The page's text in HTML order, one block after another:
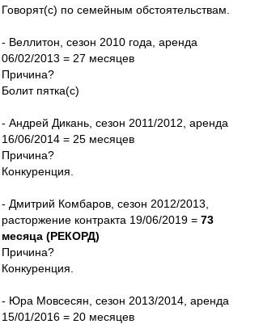
Говорят(с) по семейным обстоятельствам.
- Веллитон, сезон 2010 года, аренда
06/02/2013 = 27 месяцев
Причина?
Болит пятка(с)
- Андрей Дикань, сезон 2011/2012, аренда
16/06/2014 = 25 месяцев
Причина?
Конкуренция.
- Дмитрий Комбаров, сезон 2012/2013,
расторжение контракта 19/06/2019 = 73
месяца (РЕКОРД)
Причина?
Конкуренция.
- Юра Мовсесян, сезон 2013/2014, аренда
15/01/2016 = 20 месяцев